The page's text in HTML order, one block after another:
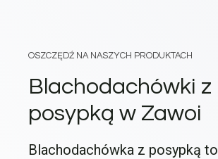
OSZCZĘDŹ NA NASZYCH PRODUKTACH
Blachodachówki z
posypką w Zawoi
Blachodachówka z posypką to